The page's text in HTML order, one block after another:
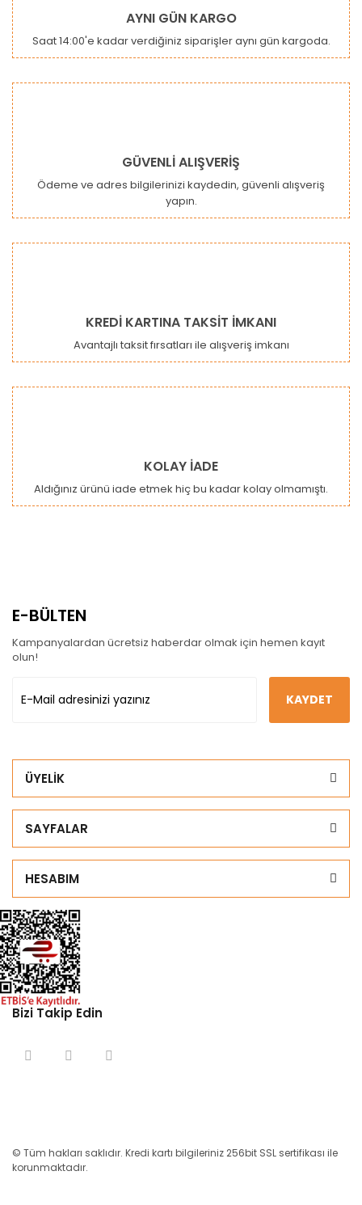
Ürün açıklamasında eksik bilgiler bulunuyor.
Ürün bilgilerinde hatalar bulunuyor.
Gönder
AYNI GÜN KARGO
Saat 14:00'e kadar verdiğiniz siparişler aynı gün kargoda.
GÜVENLİ ALIŞVERİŞ
Ödeme ve adres bilgilerinizi kaydedin, güvenli alışveriş
yapın.
KREDİ KARTINA TAKSİT İMKANI
Avantajlı taksit fırsatları ile alışveriş imkanı
KOLAY İADE
Aldığınız ürünü iade etmek hiç bu kadar kolay olmamıştı.
E-BÜLTEN
Kampanyalardan ücretsiz haberdar olmak için hemen kayıt
olun!
KAYDET
ÜYELİK
SAYFALAR
HESABIM
Bizi Takip Edin
© Tüm hakları saklıdır. Kredi kartı bilgileriniz 256bit SSL sertifikası ile
korunmaktadır.